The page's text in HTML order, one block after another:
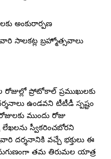
అంకురార్పణ
సాలకట్ల బ్రహ్మోత్సవాలు
ప్రోటోకాల్ ప్రముఖులకు
ఉండవని టీటీడీ స్పష్టం
ముందు రోజు
స్వీకరించబోరని
దర్శనానికి వచ్చే భక్తులు ఈ
తమ తిరుమల యాత్ర